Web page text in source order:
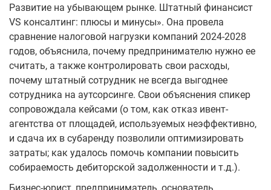
Развитие на убывающем рынке. Штатный финансист
VS консалтинг: плюсы и минусы». Она провела
сравнение налоговой нагрузки компаний 2024-2028
годов, объяснила, почему предпринимателю нужно ее
считать, а также контролировать свои расходы,
почему штатный сотрудник не всегда выгоднее
сотрудника на аутсорсинге. Свои объяснения спикер
сопровождала кейсами (о том, как отказ ивент-
агентства от площадей, используемых неэффективно,
и сдача их в субаренду позволили оптимизировать
затраты; как удалось помочь компании повысить
собираемость дебиторской задолженности и т.д.).